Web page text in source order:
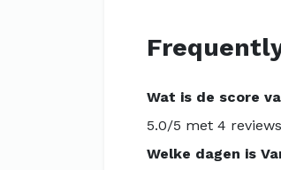
Wat is de score
5.0/5 met 4 reviews
Welke dagen is